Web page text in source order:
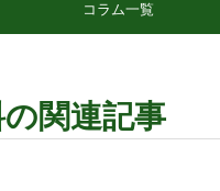
コラム一覧
の関連記事